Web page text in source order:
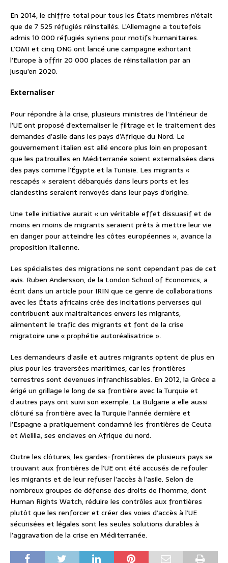
En 2014, le chiffre total pour tous les États membres n’était
que de 7 525 réfugiés réinstallés. L’Allemagne a toutefois
admis 10 000 réfugiés syriens pour motifs humanitaires.
L’OMI et cinq ONG ont lancé une campagne exhortant
l’Europe à offrir 20 000 places de réinstallation par an
jusqu’en 2020.
Externaliser
Pour répondre à la crise, plusieurs ministres de l’Intérieur de
l’UE ont proposé d’externaliser le filtrage et le traitement des
demandes d’asile dans les pays d’Afrique du Nord. Le
gouvernement italien est allé encore plus loin en proposant
que les patrouilles en Méditerranée soient externalisées dans
des pays comme l’Égypte et la Tunisie. Les migrants «
rescapés » seraient débarqués dans leurs ports et les
clandestins seraient renvoyés dans leur pays d’origine.
Une telle initiative aurait « un véritable effet dissuasif et de
moins en moins de migrants seraient prêts à mettre leur vie
en danger pour atteindre les côtes européennes », avance la
proposition italienne.
Les spécialistes des migrations ne sont cependant pas de cet
avis. Ruben Andersson, de la London School of Economics, a
écrit dans un article pour IRIN que ce genre de collaborations
avec les États africains crée des incitations perverses qui
contribuent aux maltraitances envers les migrants,
alimentent le trafic des migrants et font de la crise
migratoire une « prophétie autoréalisatrice ».
Les demandeurs d’asile et autres migrants optent de plus en
plus pour les traversées maritimes, car les frontières
terrestres sont devenues infranchissables. En 2012, la Grèce a
érigé un grillage le long de sa frontière avec la Turquie et
d’autres pays ont suivi son exemple. La Bulgarie a elle aussi
clôturé sa frontière avec la Turquie l’année dernière et
l’Espagne a pratiquement condamné les frontières de Ceuta
et Melilla, ses enclaves en Afrique du nord.
Outre les clôtures, les gardes-frontières de plusieurs pays se
trouvant aux frontières de l’UE ont été accusés de refouler
les migrants et de leur refuser l’accès à l’asile. Selon de
nombreux groupes de défense des droits de l’homme, dont
Human Rights Watch, réduire les contrôles aux frontières
plutôt que les renforcer et créer des voies d’accès à l’UE
sécurisées et légales sont les seules solutions durables à
l’aggravation de la crise en Méditerranée.